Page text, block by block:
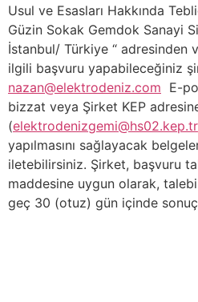
Usul ve Esasları Hakkında
Güzin Sokak Gemdok Sanayi
İstanbul/ Türkiye “ adresinden
ilgili başvuru yapabileceğiniz
nazan@elektrodeniz.com E-
bizzat veya Şirket KEP
(elektrodenizgemi@hs02.kep.tr
yapılmasını sağlayacak
iletebilirsiniz. Şirket, başvuru
maddesine uygun olarak,
geç 30 (otuz) gün içinde